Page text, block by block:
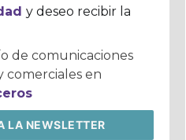
y deseo recibir la
de comunicaciones
comerciales en
LA NEWSLETTER